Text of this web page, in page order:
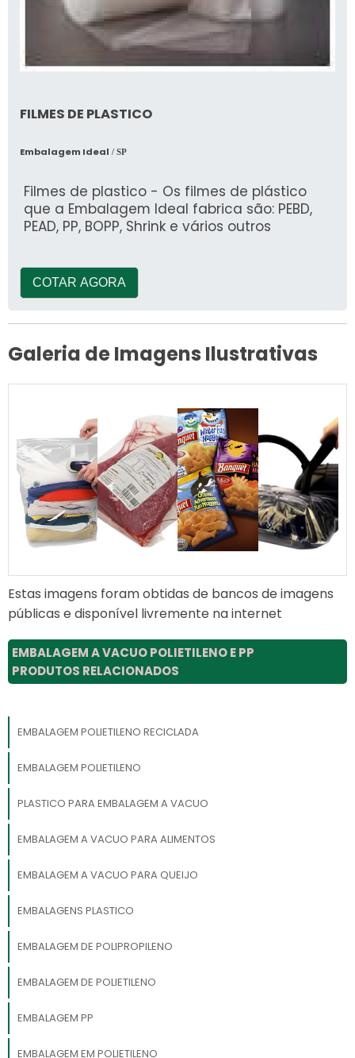
FILMES DE PLASTICO
Embalagem Ideal / SP
Filmes de plastico - Os filmes de plástico
que a Embalagem Ideal fabrica são: PEBD,
PEAD, PP, BOPP, Shrink e vários outros
COTAR AGORA
Galeria de Imagens Ilustrativas
Estas imagens foram obtidas de bancos de imagens
públicas e disponível livremente na internet
EMBALAGEM A VACUO POLIETILENO E PP
PRODUTOS RELACIONADOS
EMBALAGEM POLIETILENO RECICLADA
EMBALAGEM POLIETILENO
PLASTICO PARA EMBALAGEM A VACUO
EMBALAGEM A VACUO PARA ALIMENTOS
EMBALAGEM A VACUO PARA QUEIJO
EMBALAGENS PLASTICO
EMBALAGEM DE POLIPROPILENO
EMBALAGEM DE POLIETILENO
EMBALAGEM PP
EMBALAGEM EM POLIETILENO